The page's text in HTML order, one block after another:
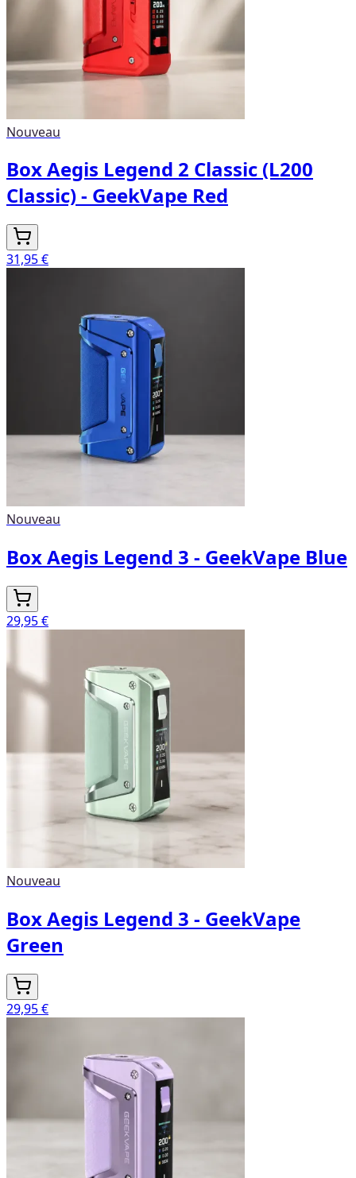
Nouveau
Box Aegis Legend 2 Classic (L200
Classic) - GeekVape Red
31,95 €
Nouveau
Box Aegis Legend 3 - GeekVape Blue
29,95 €
Nouveau
Box Aegis Legend 3 - GeekVape
Green
29,95 €